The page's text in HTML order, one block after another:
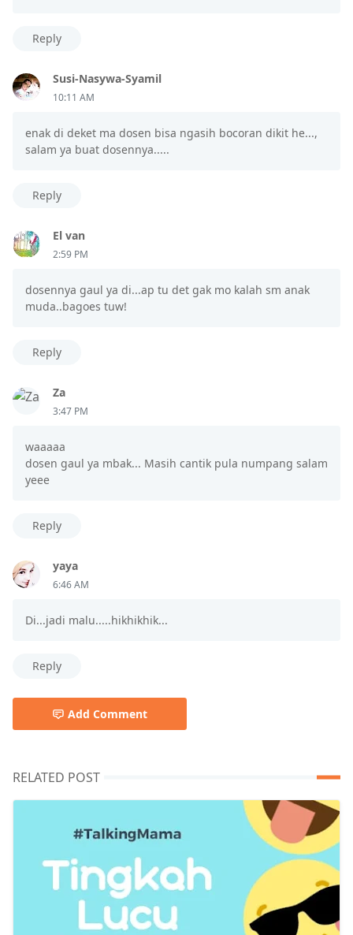
Reply
Susi-Nasywa-Syamil
10:11 AM
enak di deket ma dosen bisa ngasih bocoran dikit he...,
salam ya buat dosennya.....
Reply
El van
2:59 PM
dosennya gaul ya di...ap tu det gak mo kalah sm anak
muda..bagoes tuw!
Reply
Za
3:47 PM
waaaaa
dosen gaul ya mbak... Masih cantik pula numpang salam
yeee
Reply
yaya
6:46 AM
Di...jadi malu.....hikhikhik...
Reply
Add Comment
RELATED POST